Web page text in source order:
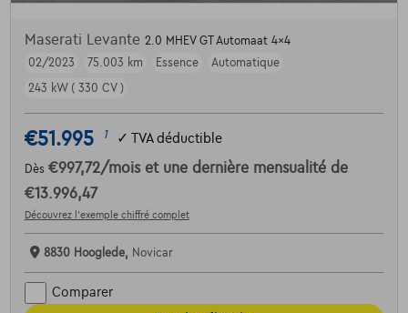
Maserati Levante 2.0 MHEV GT Automaat 4x4
02/2023
75.003 km Essence
Automatique
243 kW ( 330 CV )
€51.995 1 ✓ TVA déductible
Dès €997,72/mois et une dernière mensualité de
€13.996,47
Découvrez l’exemple chiffré complet
8830 Hooglede, Novicar
Comparer